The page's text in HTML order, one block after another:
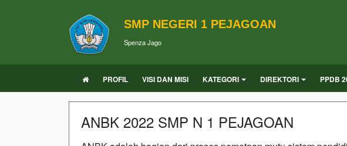
SMP NEGERI 1 PEJAGOAN
Spenza Jago
PROFIL VISI DAN MISI KATEGORI DIREKTORI PPDB
ANBK 2022 SMP N 1 PEJAGOAN